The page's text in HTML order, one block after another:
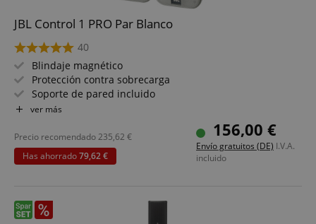
JBL Control 1 PRO Par Blanco
40
Blindaje magnético
Protección contra sobrecarga
Soporte de pared incluido
Altavoces: woofer de 5,25", tweeter de 0,75"
Respuesta de frecuencia: 80 Hz - 20 kHz
¡7 años de garantía de JBL!
2 unidades en el set
ver más
156,00 €
Envío gratuitos (DE) I.V.A.
incluido
Precio recomendado235,62 €
Has ahorrado79,62 €